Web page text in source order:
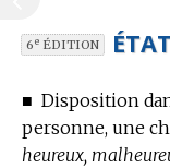
6eÉDITION
■ Disposition
personne, une
heureux,